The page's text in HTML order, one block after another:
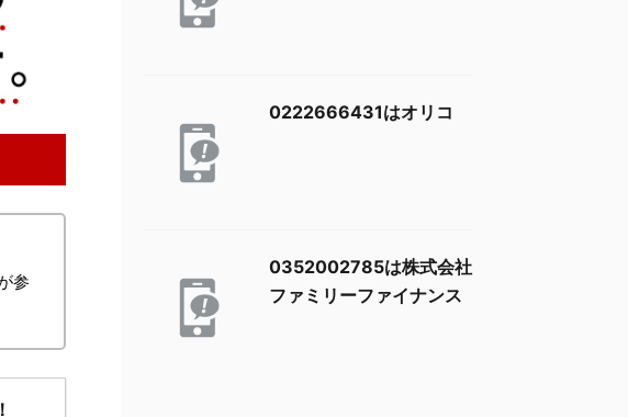
参
0222666431はオリコ
0352002785は株式会社
ファミリーファイナンス